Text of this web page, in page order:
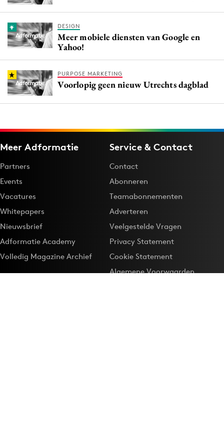
DESIGN
Meer mobiele diensten van Google en
Yahoo!
PURPOSE MARKETING
Voorlopig geen nieuw Utrechts dagblad
Meer Adformatie
Partners
Events
Vacatures
Whitepapers
Nieuwsbrief
Adformatie Academy
Volledig Magazine Archief
Service & Contact
Contact
Abonneren
Teamabonnementen
Adverteren
Veelgestelde Vragen
Privacy Statement
Cookie Statement
Algemene Voorwaarden